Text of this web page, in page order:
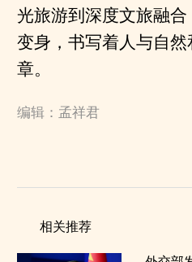
光旅游到深度文旅融合
变身，书写着人与自
章。
编辑：孟祥君
相关推荐